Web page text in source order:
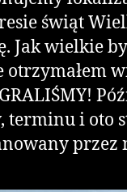
świąt
Jak wielkie
terminu i oto
przez